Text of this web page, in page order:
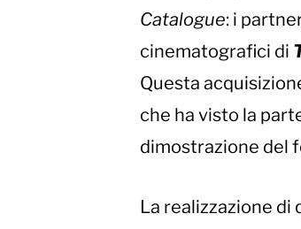
Catalogue: i
cinematografici di
Questa
che ha visto la
dimostrazione del
La realizzazione